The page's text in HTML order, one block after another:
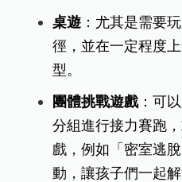
桌遊 ： 尤其是需要
徑，並在一定程度
型。
團體挑戰遊戲：可
分組進行接力賽跑
戲，例如「密室逃
動，讓孩子們一起